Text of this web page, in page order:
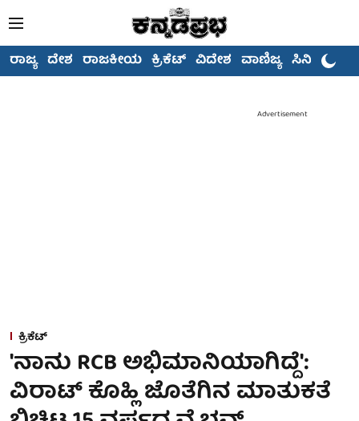
ರಾಜ್ಯ ದೇಶ ರಾಜಕೀಯ ಕ್ರಿಕೆಟ್ ವಿದೇಶ ವಾಣಿಜ್ಯ ಸಿನಿಮಾ
Advertisement
ಕ್ರಿಕೆಟ್
'ನಾನು RCB ಅಭಿಮಾನಿಯಾಗಿದ್ದೆ':
ವಿರಾಟ್ ಕೊಹ್ಲಿ ಜೊತೆಗಿನ ಮಾತುಕತೆ